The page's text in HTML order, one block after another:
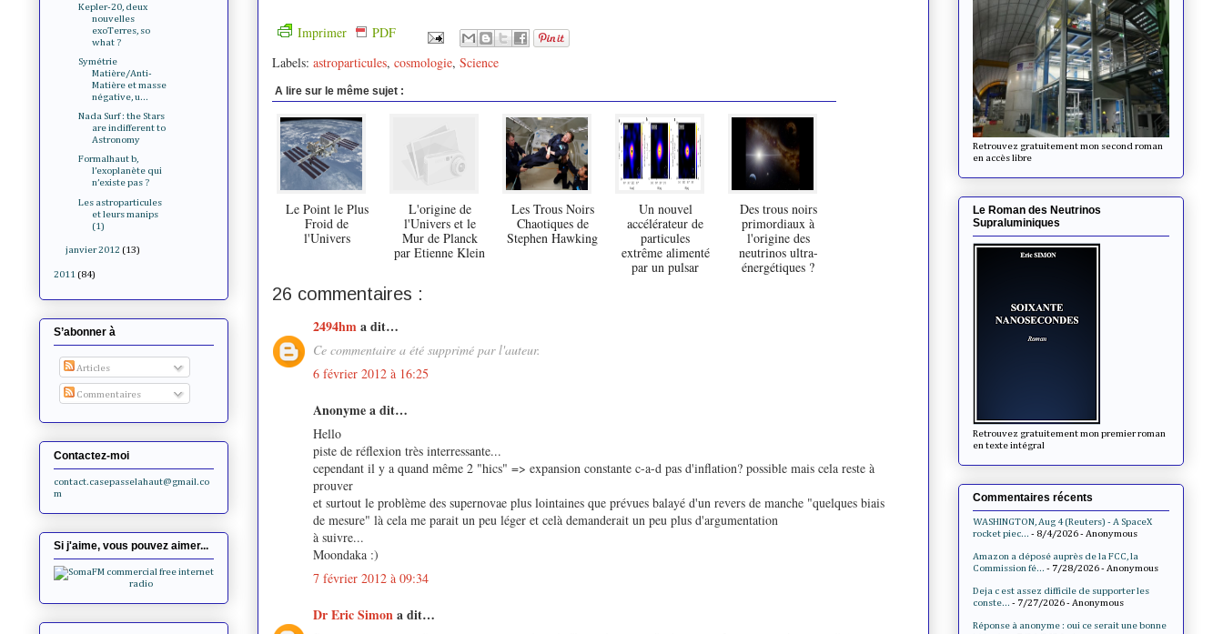
Imprimer
PDF
Labels: astroparticules, cosmologie, Science
A lire sur le même sujet :
Le Point le Plus
Froid de
l'Univers
L'origine de
l'Univers et le
Mur de Planck
par Etienne Klein
Les Trous Noirs
Chaotiques de
Stephen Hawking
Un nouvel
accélérateur de
particules
extrême alimenté
par un pulsar
Des trous noirs
primordiaux à
l'origine des
neutrinos ultra-
énergétiques ?
26 commentaires :
2494hma dit…
Ce commentaire a été supprimé par l'auteur.
6 février 2012 à 16:25
Anonyme a dit…
Hello
piste de réflexion très interressante...
cependant il y a quand même 2 "hics" => expansion constante c-a-d pas d'inflation? possible mais cela reste à
prouver
et surtout le problème des supernovae plus lointaines que prévues balayé d'un revers de manche "quelques biais
de mesure" là cela me parait un peu léger et celà demanderait un peu plus d'argumentation
à suivre...
Moondaka :)
7 février 2012 à 09:34
Dr Eric Simona dit…
Kepler-20, deux
nouvelles
exoTerres, so
what ?
Symétrie
Matière/Anti-
Matière et masse
négative, u...
Nada Surf : the Stars
are indifferent to
Astronomy
Formalhaut b,
l’exoplanète qui
n’existe pas ?
Les astroparticules
et leurs manips
(1)
janvier 2012 (13)
2011 (84)
S’abonner à
Articles
Commentaires
Contactez-moi
contact.casepasselahaut@gmail.co
m
Si j'aime, vous pouvez aimer...
Retrouvez gratuitement mon second roman
en accès libre
Le Roman des Neutrinos
Supraluminiques
Retrouvez gratuitement mon premier roman
en texte intégral
Commentaires récents
WASHINGTON, Aug 4 (Reuters) - A SpaceX
rocket piec... - 8/4/2026- Anonymous
Amazon a déposé auprès de la FCC, la
Commission fé... - 7/28/2026- Anonymous
Deja c est assez difficile de supporter les
conste... - 7/27/2026- Anonymous
Réponse à anonyme : oui ce serait une bonne